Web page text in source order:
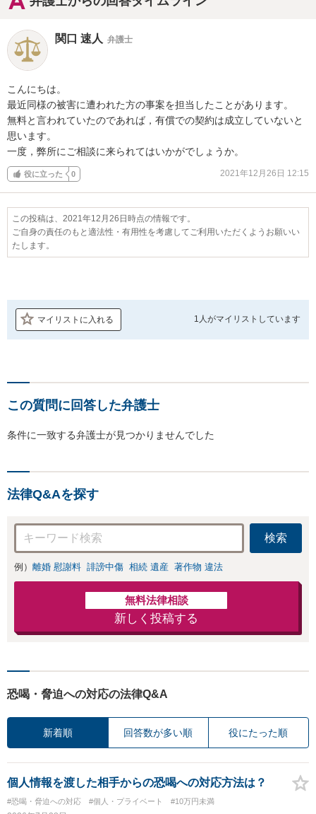
関口 速人 弁護士
こんにちは。
最近同様の被害に遭われた方の事案を担当したことがあります。
無料と言われていたのであれば，有償での契約は成立していないと
思います。
一度，弊所にご相談に来られてはいかがでしょうか。
役に立った 0 2021年12月26日 12:15
この投稿は、2021年12月26日時点の情報です。
ご自身の責任のもと適法性・有用性を考慮してご利用いただくようお願いい
たします。
マイリストに入れる 1人がマイリストしています
この質問に回答した弁護士
条件に一致する弁護士が見つかりませんでした
法律Q&Aを探す
検索
例） 離婚 慰謝料 誹謗中傷 相続 遺産 著作物 違法
無料法律相談
新しく投稿する
恐喝・脅迫への対応の法律Q&A
新着順 回答数が多い順 役にたった順
個人情報を渡した相手からの恐喝への対応方法は？
#恐喝・脅迫への対応 #個人・プライベート #10万円未満